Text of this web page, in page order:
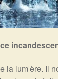
la lumière. Il